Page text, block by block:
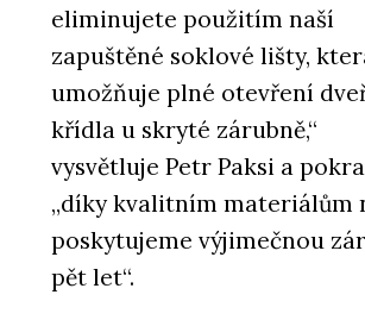
eliminujete použitím naší
zapuštěné soklové lišty,
umožňuje plné otevření
křídla u skryté zárubně,“
vysvětluje Petr Paksi a
„díky kvalitním materiálům
poskytujeme výjimečnou
pět let“.